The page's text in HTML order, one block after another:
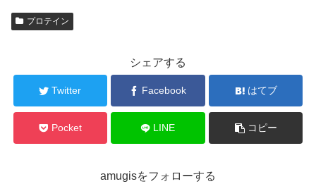
プロテイン
シェアする
Twitter Facebook はてブ
Pocket LINE コピー
amugisをフォローする